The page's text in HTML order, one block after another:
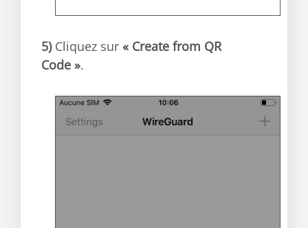
5)Cliquez sur « Create from QR
Code ».